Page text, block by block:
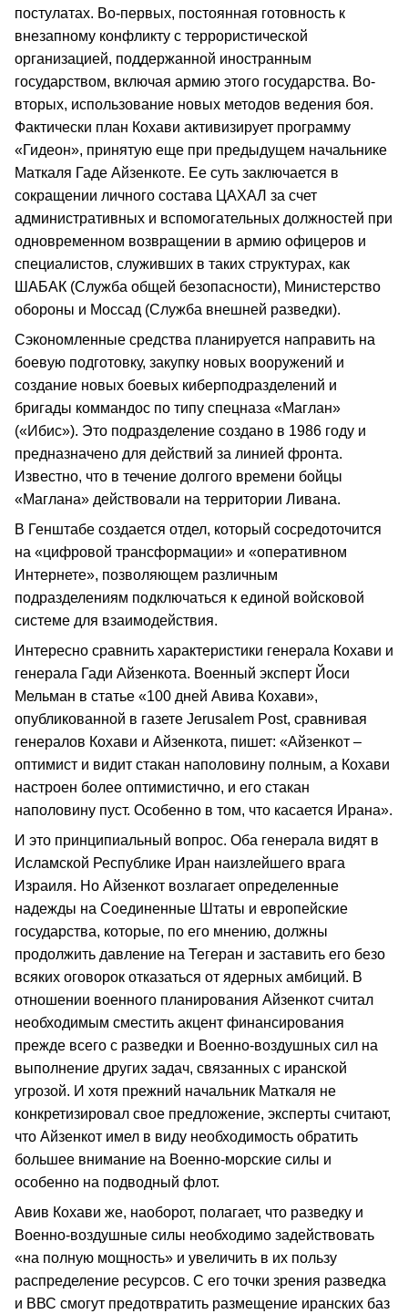
постулатах. Во-первых, постоянная готовность к
внезапному конфликту с террористической
организацией, поддержанной иностранным
государством, включая армию этого государства. Во-
вторых, использование новых методов ведения боя.
Фактически план Кохави активизирует программу
«Гидеон», принятую еще при предыдущем начальнике
Маткаля Гаде Айзенкоте. Ее суть заключается в
сокращении личного состава ЦАХАЛ за счет
административных и вспомогательных должностей при
одновременном возвращении в армию офицеров и
специалистов, служивших в таких структурах, как
ШАБАК (Служба общей безопасности), Министерство
обороны и Моссад (Служба внешней разведки).
Сэкономленные средства планируется направить на
боевую подготовку, закупку новых вооружений и
создание новых боевых киберподразделений и
бригады коммандос по типу спецназа «Маглан»
(«Ибис»). Это подразделение создано в 1986 году и
предназначено для действий за линией фронта.
Известно, что в течение долгого времени бойцы
«Маглана» действовали на территории Ливана.
В Генштабе создается отдел, который сосредоточится
на «цифровой трансформации» и «оперативном
Интернете», позволяющем различным
подразделениям подключаться к единой войсковой
системе для взаимодействия.
Интересно сравнить характеристики генерала Кохави и
генерала Гади Айзенкота. Военный эксперт Йоси
Мельман в статье «100 дней Авива Кохави»,
опубликованной в газете Jerusalem Post, сравнивая
генералов Кохави и Айзенкота, пишет: «Айзенкот –
оптимист и видит стакан наполовину полным, а Кохави
настроен более оптимистично, и его стакан
наполовину пуст. Особенно в том, что касается Ирана».
И это принципиальный вопрос. Оба генерала видят в
Исламской Республике Иран наизлейшего врага
Израиля. Но Айзенкот возлагает определенные
надежды на Соединенные Штаты и европейские
государства, которые, по его мнению, должны
продолжить давление на Тегеран и заставить его безо
всяких оговорок отказаться от ядерных амбиций. В
отношении военного планирования Айзенкот считал
необходимым сместить акцент финансирования
прежде всего с разведки и Военно-воздушных сил на
выполнение других задач, связанных с иранской
угрозой. И хотя прежний начальник Маткаля не
конкретизировал свое предложение, эксперты считают,
что Айзенкот имел в виду необходимость обратить
большее внимание на Военно-морские силы и
особенно на подводный флот.
Авив Кохави же, наоборот, полагает, что разведку и
Военно-воздушные силы необходимо задействовать
«на полную мощность» и увеличить в их пользу
распределение ресурсов. С его точки зрения разведка
и ВВС смогут предотвратить размещение иранских баз